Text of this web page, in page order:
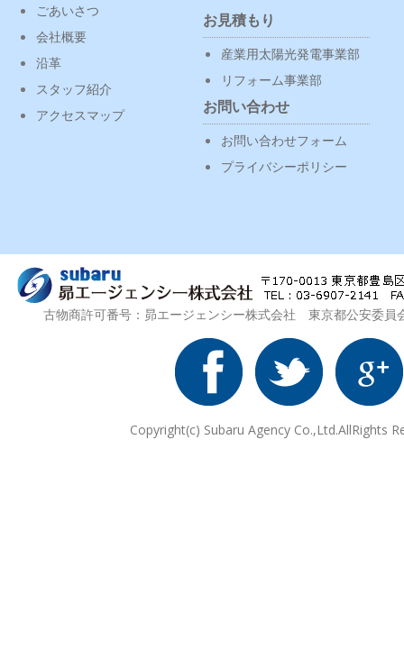
ごあいさつ
会社概要
沿革
スタッフ紹介
アクセスマップ
お見積もり
産業用太陽光発電事業部
リフォーム事業部
お問い合わせ
お問い合わせフォーム
プライバシーポリシー
古物商許可番号：昴エージェンシー株式会社 東京都公安委
Copyright(c) Subaru Agency Co.,Ltd.AllRights